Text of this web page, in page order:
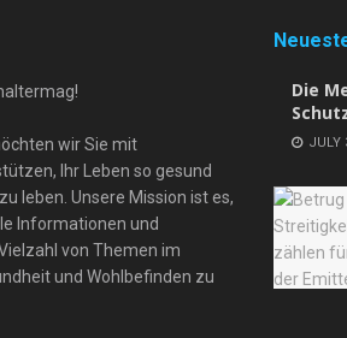
wir Sie mit
Ihr Leben so gesund
leben. Unsere Mission ist es,
Informationen und
von Themen im
und Wohlbefinden zu
Die
JULY